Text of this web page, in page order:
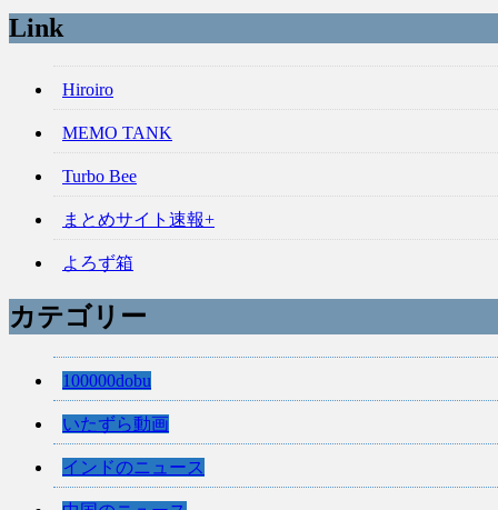
Link
Hiroiro
MEMO TANK
Turbo Bee
まとめサイト速報+
よろず箱
カテゴリー
100000dobu
いたずら動画
インドのニュース